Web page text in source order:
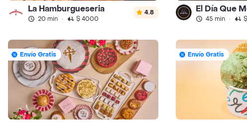
La Hamburgueseria
20 min · $ 4000
4.8 El Día Que
45 min ·
Envío Gratis Envío Gratis